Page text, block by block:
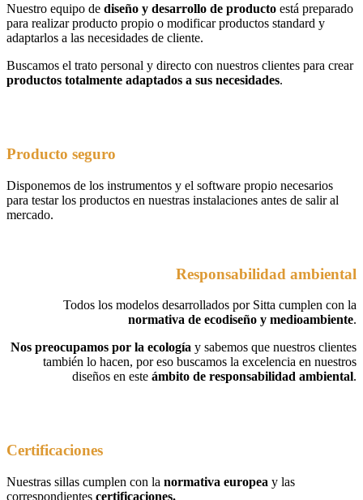
Nuestro equipo de diseño y desarrollo de producto está preparado
para realizar producto propio o modificar productos standard y
adaptarlos a las necesidades de cliente.
Buscamos el trato personal y directo con nuestros clientes para crear
productos totalmente adaptados a sus necesidades.
Producto seguro
Disponemos de los instrumentos y el software propio necesarios
para testar los productos en nuestras instalaciones antes de salir al
mercado.
Responsabilidad ambiental
Todos los modelos desarrollados por Sitta cumplen con la
normativa de ecodiseño y medioambiente.
Nos preocupamos por la ecología y sabemos que nuestros clientes
también lo hacen, por eso buscamos la excelencia en nuestros
diseños en este ámbito de responsabilidad ambiental.
Certificaciones
Nuestras sillas cumplen con la normativa europea y las
correspondientes certificaciones.